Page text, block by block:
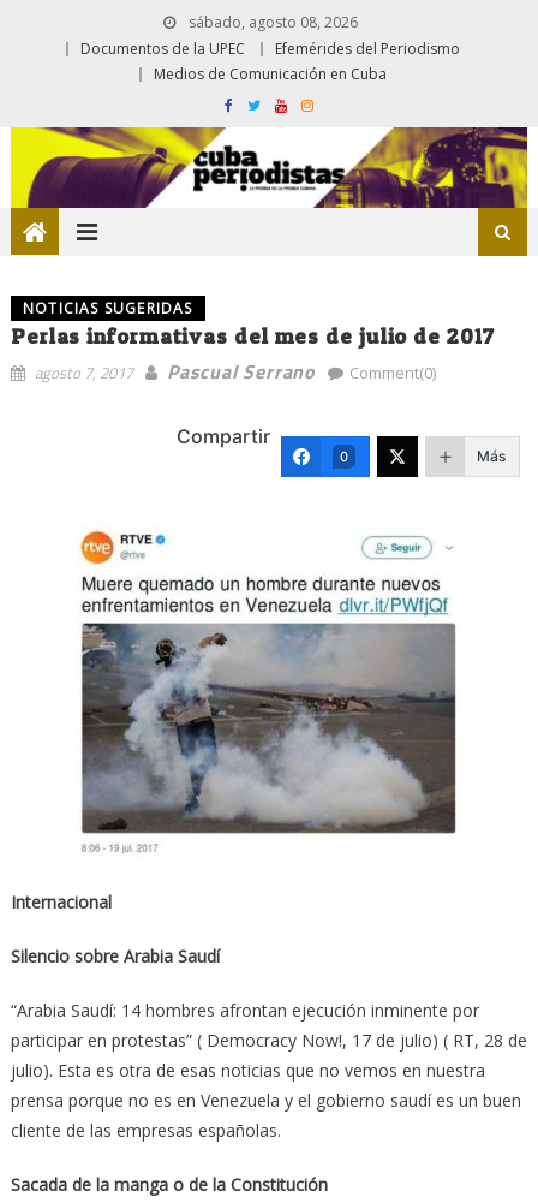
sábado, agosto 08, 2026
Documentos de la UPEC
Efemérides del Periodismo
Medios de Comunicación en Cuba
NOTICIAS SUGERIDAS
Perlas informativas del mes de julio de 2017
agosto 7, 2017 Pascual Serrano Comment(0)
Compartir
0 Más
Internacional
Silencio sobre Arabia Saudí
“Arabia Saudí: 14 hombres afrontan ejecución inminente por
participar en protestas” ( Democracy Now!, 17 de julio) ( RT, 28 de
julio). Esta es otra de esas noticias que no vemos en nuestra
prensa porque no es en Venezuela y el gobierno saudí es un buen
cliente de las empresas españolas.
Sacada de la manga o de la Constitución